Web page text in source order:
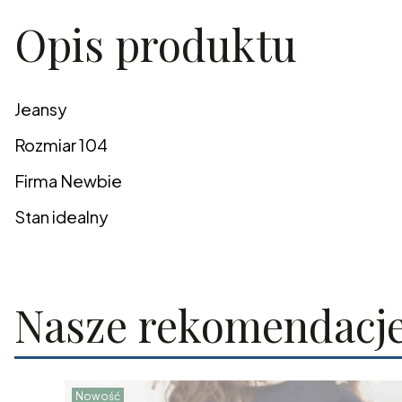
Opis produktu
Jeansy
Rozmiar 104
Firma Newbie
Stan idealny
Nasze
Nowość